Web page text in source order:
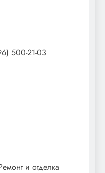
500-21-03
и отделка